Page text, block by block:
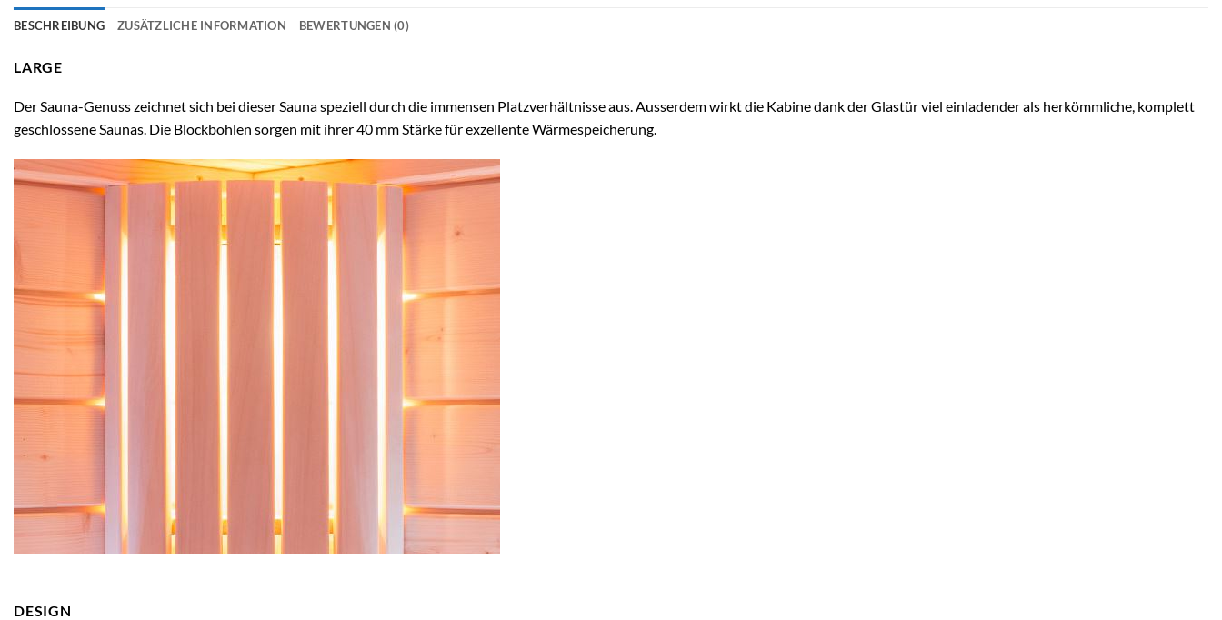
BESCHREIBUNG ZUSÄTZLICHE INFORMATION BEWERTUNGEN (0)
LARGE
Der Sauna-Genuss zeichnet sich bei dieser Sauna speziell durch die immensen Platzverhältnisse aus. Ausserdem wirkt die Kabine dank der Glastür viel einladender als herkömmliche, komplett
geschlossene Saunas. Die Blockbohlen sorgen mit ihrer 40 mm Stärke für exzellente Wärmespeicherung.
DESIGN